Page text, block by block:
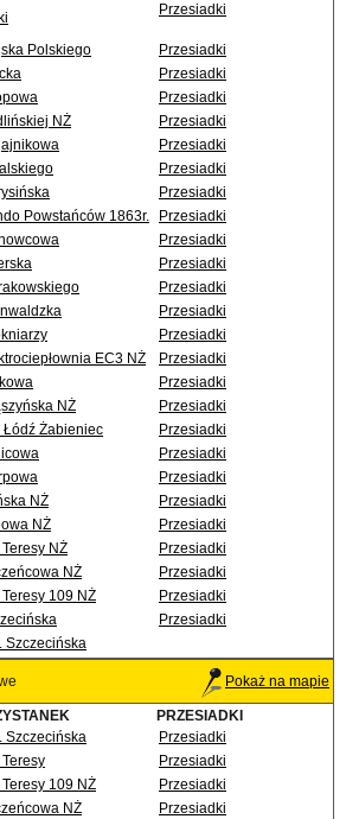
Przesiadki
Polskiego
Przesiadki
Przesiadki
Przesiadki
NŻ
Przesiadki
Przesiadki
Przesiadki
Przesiadki
Powstańców 1863r.
Przesiadki
Przesiadki
Przesiadki
Przesiadki
Przesiadki
Przesiadki
EC3 NŻ
Przesiadki
Przesiadki
NŻ
Przesiadki
Łódź Żabieniec
Przesiadki
Przesiadki
Przesiadki
NŻ
Przesiadki
NŻ
Przesiadki
Teresy NŻ
Przesiadki
NŻ
Przesiadki
Teresy 109 NŻ
Przesiadki
Przesiadki
Szczecińska
Pokaż na mapie
PRZESIADKI
Szczecińska
Przesiadki
Teresy
Przesiadki
Teresy 109 NŻ
Przesiadki
NŻ
Przesiadki